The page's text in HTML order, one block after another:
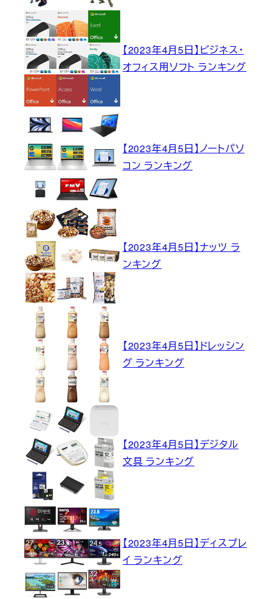
【2023年4月5日】ビジネス・
オフィス用ソフト ランキング
【2023年4月5日】ノートパソ
コン ランキング
【2023年4月5日】ナッツ ラ
ンキング
【2023年4月5日】ドレッシン
グ ランキング
【2023年4月5日】デジタル
文具 ランキング
【2023年4月5日】ディスプレ
イ ランキング